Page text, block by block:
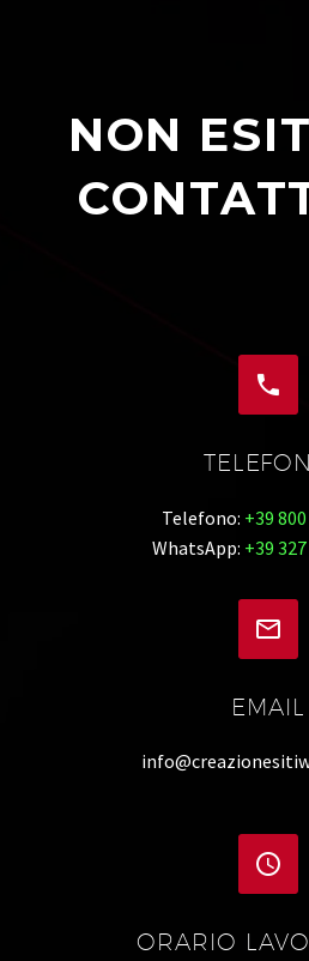
NON


Telefono: +39
WhatsApp: +39


EMAIL


ORARIO